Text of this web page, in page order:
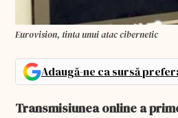
Eurovision, tinta unui atac cibernetic
Adaugă-ne ca sursă
Transmisiunea online a